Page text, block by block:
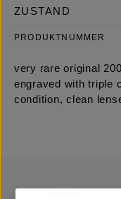
ZUSTAND
PRODUKTNUMMER
very rare original
engraved with triple
condition, clean